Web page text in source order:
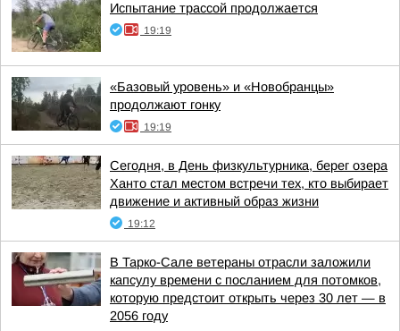
Испытание трассой продолжается
19:19
«Базовый уровень» и «Новобранцы»
продолжают гонку
19:19
Сегодня, в День физкультурника, берег озера
Ханто стал местом встречи тех, кто выбирает
движение и активный образ жизни
19:12
В Тарко-Сале ветераны отрасли заложили
капсулу времени с посланием для потомков,
которую предстоит открыть через 30 лет — в
2056 году